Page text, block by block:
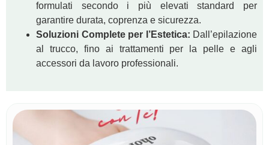
formulati secondo i più elevati standard per
garantire durata, coprenza e sicurezza.
Soluzioni Complete per l’Estetica: Dall’epilazione
al trucco, fino ai trattamenti per la pelle e agli
accessori da lavoro professionali.